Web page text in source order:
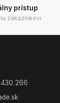
prístup
zákazníkovi
430 266